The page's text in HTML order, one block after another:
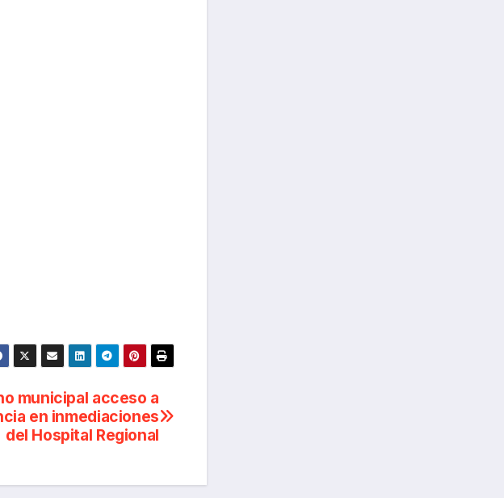
municipal acceso a
en inmediaciones
del Hospital Regional